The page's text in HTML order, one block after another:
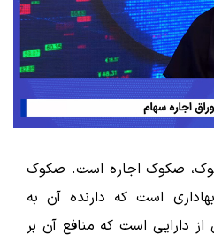
صکوک اجاره است. صکوک
است که دارنده آن به
دارایی است که منافع آن بر